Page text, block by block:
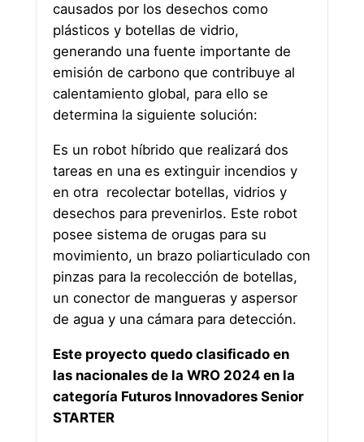
causados por los desechos como
plásticos y botellas de vidrio,
generando una fuente importante de
emisión de carbono que contribuye al
calentamiento global, para ello se
determina la siguiente solución:
Es un robot híbrido que realizará dos
tareas en una es extinguir incendios y
en otra recolectar botellas, vidrios y
desechos para prevenirlos. Este robot
posee sistema de orugas para su
movimiento, un brazo poliarticulado con
pinzas para la recolección de botellas,
un conector de mangueras y aspersor
de agua y una cámara para detección.
Este proyecto quedo clasificado en
las nacionales de la WRO 2024 en la
categoría Futuros Innovadores Senior
STARTER